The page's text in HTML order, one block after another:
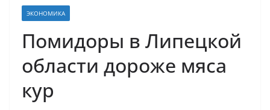
ЭКОНОМИКА
Помидоры в Липецкой
области дороже мяса
кур